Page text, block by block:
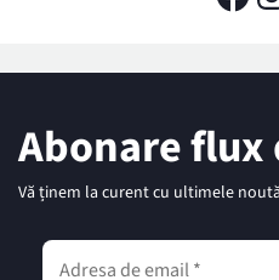
Abonare
Vă ținem la curent cu ultimele